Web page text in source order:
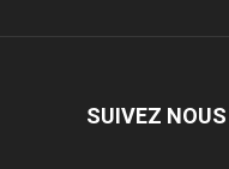
SUIVEZ NOUS